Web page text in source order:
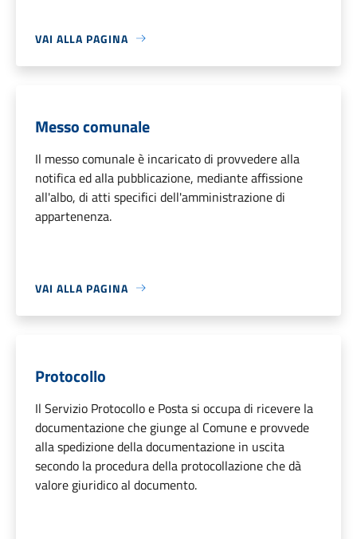
VAI ALLA PAGINA
Messo comunale
Il messo comunale è incaricato di provvedere alla
notifica ed alla pubblicazione, mediante affissione
all'albo, di atti specifici dell'amministrazione di
appartenenza.
VAI ALLA PAGINA
Protocollo
Il Servizio Protocollo e Posta si occupa di ricevere la
documentazione che giunge al Comune e provvede
alla spedizione della documentazione in uscita
secondo la procedura della protocollazione che dà
valore giuridico al documento.